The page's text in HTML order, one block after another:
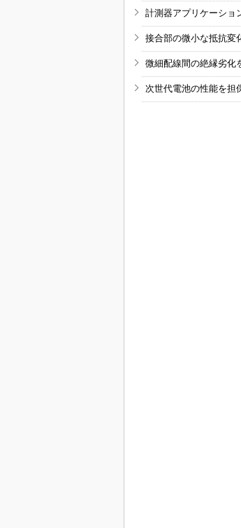
計測器アプリケーショ
接合部の微小な抵抗
微細配線間の絶縁劣
次世代電池の性能を担